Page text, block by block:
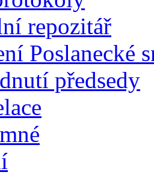
repozitář
Poslanecké
předsedy